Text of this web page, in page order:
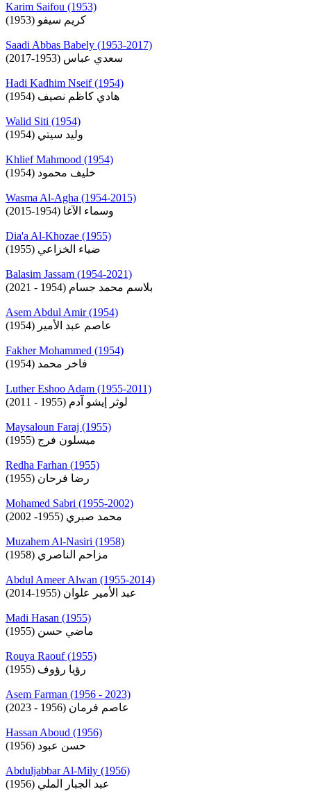
Karim Saifou (1953)
كريم سيفو (1953)
Saadi Abbas Babely (1953-2017)
سعدي عباس (1953-2017)
Hadi Kadhim Nseif (1954)
هادي كاظم نصيف (1954)
Walid Siti (1954)
وليد سيتي (1954)
Khlief Mahmood (1954)
خليف محمود (1954)
Wasma Al-Agha (1954-2015)
وسماء الآغا (1954-2015)
Dia'a Al-Khozae (1955)
ضياء الخزاعي (1955)
Balasim Jassam (1954-2021)
بلاسم محمد جسام (1954 - 2021)
Asem Abdul Amir (1954)
عاصم عبد الأمير (1954)
Fakher Mohammed (1954)
فاخر محمد (1954)
Luther Eshoo Adam (1955-2011)
لوثر إيشو آدم (1955 - 2011)
Maysaloun Faraj (1955)
ميسلون فرج (1955)
Redha Farhan (1955)
رضا فرحان (1955)
Mohamed Sabri (1955-2002)
محمد صبري (1955- 2002)
Muzahem Al-Nasiri (1958)
مزاحم الناصري (1958)
Abdul Ameer Alwan (1955-2014)
عبد الأمير علوان (1955-2014)
Madi Hasan (1955)
ماضي حسن (1955)
Rouya Raouf (1955)
رؤيا رؤوف (1955)
Asem Farman (1956 - 2023)
عاصم فرمان (1956 - 2023)
Hassan Aboud (1956)
حسن عبود (1956)
Abduljabbar Al-Mily (1956)
عبد الجبار الملي (1956)